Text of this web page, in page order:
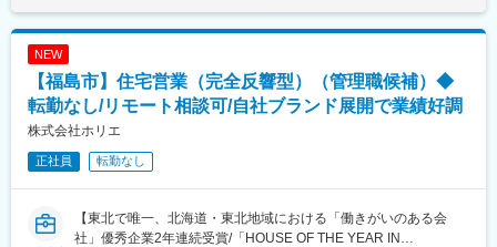
■同社について：
～確立されたオリジナルブランドが好評の老舗企業／創業から
6,000棟以上の実績／ハウス・オブ・ザ・イヤー・イン・エナジー
2年連続優秀賞受賞～
より良いサービスと満足を届けられるように、社員一人ひとりの
そ、家づくりに関わる全ての職種で志を高く持ち、夢を持てる人
間であることが大切です。営業担当、工事担当、設計担当、経理
を通じて上下する可能性があります。月給(月額)は固定手当を含め
た表記です。
NEW
【福島市】住宅営業（完全反響型）（管理職候補）◆
転勤なし/リモート相談可/自社ブランド展開で業績好調
株式会社ホリエ
正社員 転勤なし
【東北で唯一、北海道・東北地域における「働きがいのある会
社」優秀企業2年連続受賞/「HOUSE OF THE YEAR IN